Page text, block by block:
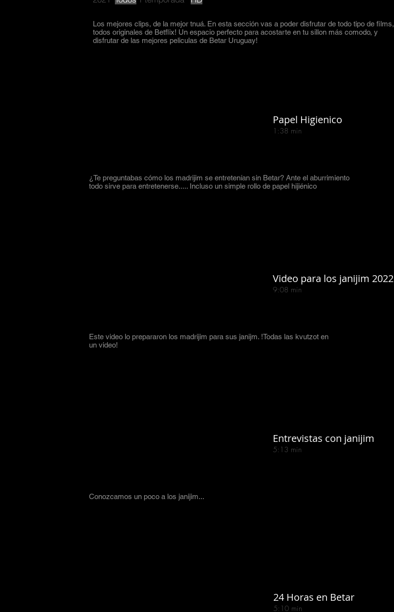
Los mejores clips, de la mejor tnuá. En esta sección vas a poder disfrutar de todo tipo de films,
todos originales de Betflix! Un espacio perfecto para acostarte en tu sillon más comodo, y
disfrutar de las mejores peliculas de Betar Uruguay!
Papel Higienico
1:38 min
¿Te preguntabas cómo los madrijim se entretenían sin Betar? Ante el aburrimiento
todo sirve para entretenerse..... Incluso un simple rollo de papel hijiénico
Video para los janijim 2022
9:08 min
Este video lo prepararon los madrijim para sus janijm. !Todas las kvutzot en
un video!
Entrevistas con janijim
5:13 min
Conozcamos un poco a los janijim...
24 Horas en Betar
5:10 min